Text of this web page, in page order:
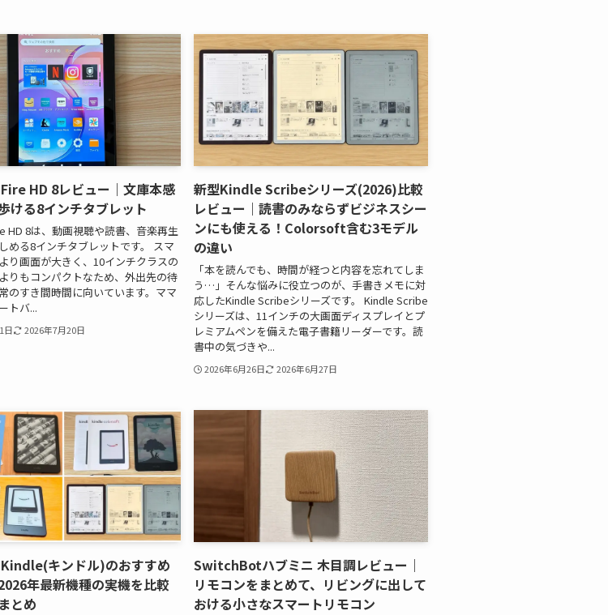
HD 8レビュー｜文庫本感
ける8インチタブレット
HD 8は、動画視聴や読書、音楽再生
める8インチタブレットです。 スマ
り画面が大きく、10インチクラスの
りもコンパクトなため、外出先の待
のすき間時間に向いています。ママ
トバ...
日 2026年7月20日
新型Kindle Scribeシリーズ(2026)比較
レビュー｜読書のみならずビジネスシー
ンにも使える！Colorsoft含む3モデル
の違い
「本を読んでも、時間が経つと内容を忘れてしま
う…」そんな悩みに役立つのが、手書きメモに対
応したKindle Scribeシリーズです。 Kindle Scribe
シリーズは、11インチの大画面ディスプレイとプ
レミアムペンを備えた電子書籍リーダーです。読
書中の気づきや...
2026年6月26日 2026年6月27日
キンドル)のおすすめ
年最新機種の実機を比較
とめ
SwitchBotハブミニ 木目調レビュー｜
リモコンをまとめて、リビングに出して
おける小さなスマートリモコン